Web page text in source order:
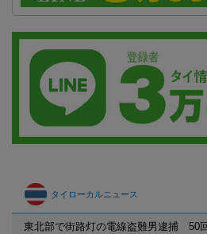
タイローカルニュース
東北部で街路灯の電線盗難男逮捕 50